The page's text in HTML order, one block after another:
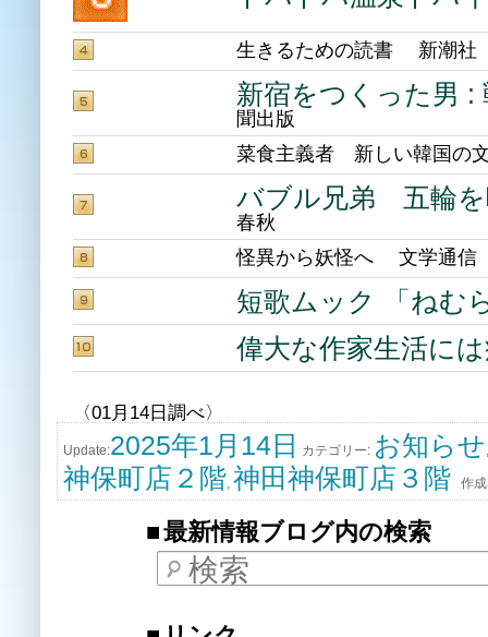
生きるための読書 新潮社
新宿をつくった男 :
聞出版
菜食主義者 新しい韓国の
バブル兄弟 五輪を
春秋
怪異から妖怪へ 文学通信
短歌ムック 「ねむ
偉大な作家生活に
〈01月14日調べ〉
Update:2025年1月14日 カテゴリー: お知らせ
神保町店２階 神田神保町店３階 作
最新情報ブログ内の検索
検索